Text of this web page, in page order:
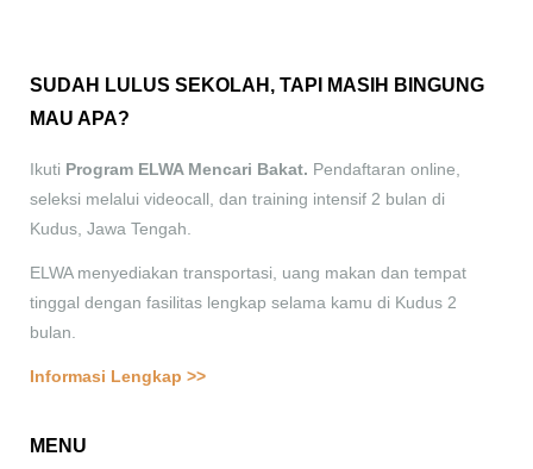
SUDAH LULUS SEKOLAH, TAPI MASIH BINGUNG
MAU APA?
Ikuti Program ELWA Mencari Bakat. Pendaftaran online,
seleksi melalui videocall, dan training intensif 2 bulan di
Kudus, Jawa Tengah.
ELWA menyediakan transportasi, uang makan dan tempat
tinggal dengan fasilitas lengkap selama kamu di Kudus 2
bulan.
Informasi Lengkap >>
MENU